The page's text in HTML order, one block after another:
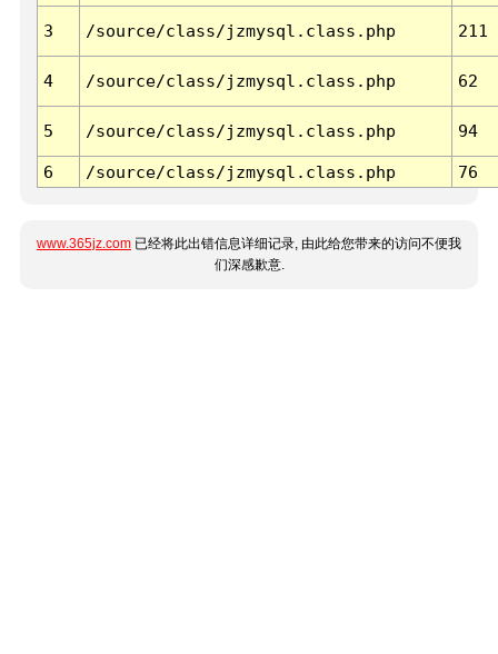
3 /source/class/jzmysql.class.php 211
4 /source/class/jzmysql.class.php 62
5 /source/class/jzmysql.class.php 94
6 /source/class/jzmysql.class.php 76
www.365jz.com 已经将此出错信息详细记录, 由此给您带来的访问不便我
们深感歉意.